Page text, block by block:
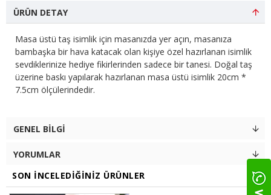
ÜRÜN DETAY
Masa üstü taş isimlik için masanızda yer açın, masanıza
bambaşka bir hava katacak olan kişiye özel hazırlanan isimlik
sevdiklerinize hediye fikirlerinden sadece bir tanesi. Doğal taş
üzerine baskı yapılarak hazırlanan masa üstü isimlik 20cm *
7.5cm ölçülerindedir.
GENEL BILGI
YORUMLAR
SON İNCELEDIĞINIZ ÜRÜNLER